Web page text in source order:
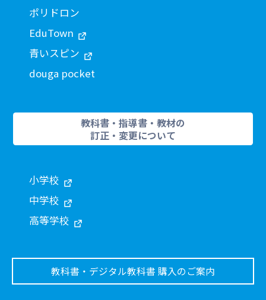
ポリドロン
EduTown
青いスピン
douga pocket
教科書・指導書・教材の
訂正・変更について
小学校
中学校
高等学校
教科書・デジタル教科書 購入のご案内